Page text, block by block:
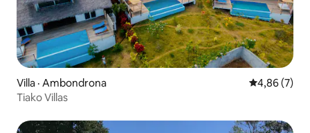
Villa · Ambondrona Note
4,86 (7)
Tiako Villas